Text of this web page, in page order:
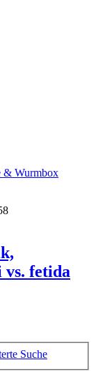
& Wurmbox
fetida
Suche